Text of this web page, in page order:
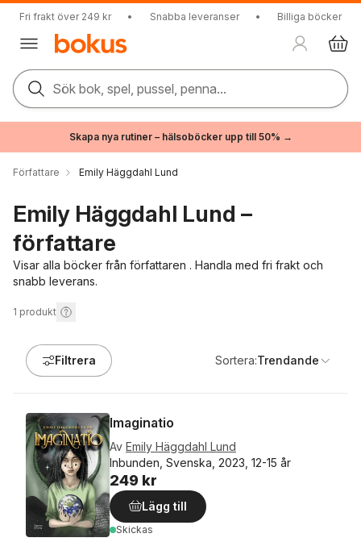
Fri frakt över 249 kr • Snabba leveranser • Billiga böcker
Sök bok, spel, pussel, penna...
Skapa nya rutiner – hälsoböcker upp till 50% →
Författare Emily Häggdahl Lund
Emily Häggdahl Lund –
författare
Visar alla böcker från författaren . Handla med fri frakt och
snabb leverans.
1 produkt
Filtrera Sortera:Trendande
Imaginatio
Av Emily Häggdahl Lund
Inbunden, Svenska, 2023, 12-15 år
249 kr
Lägg till
Skickas